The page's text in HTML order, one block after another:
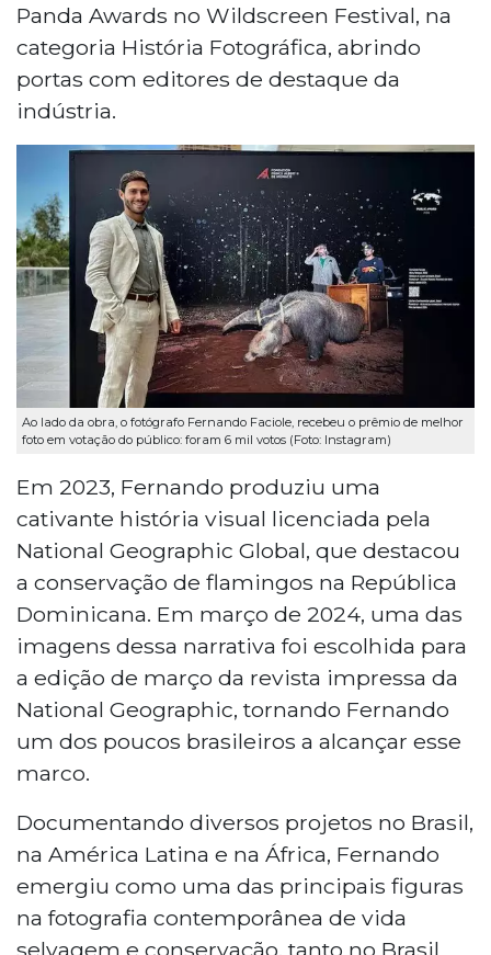
Panda Awards no Wildscreen Festival, na
categoria História Fotográfica, abrindo
portas com editores de destaque da
indústria.
Ao lado da obra, o fotógrafo Fernando Faciole, recebeu o prêmio de melhor
foto em votação do público: foram 6 mil votos (Foto: Instagram)
Em 2023, Fernando produziu uma
cativante história visual licenciada pela
National Geographic Global, que destacou
a conservação de flamingos na República
Dominicana. Em março de 2024, uma das
imagens dessa narrativa foi escolhida para
a edição de março da revista impressa da
National Geographic, tornando Fernando
um dos poucos brasileiros a alcançar esse
marco.
Documentando diversos projetos no Brasil,
na América Latina e na África, Fernando
emergiu como uma das principais figuras
na fotografia contemporânea de vida
selvagem e conservação, tanto no Brasil